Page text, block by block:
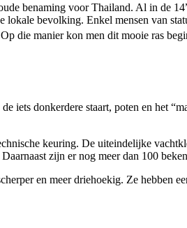
benaming voor Thailand. Al in de
bevolking. Enkel mensen van
die manier kon men dit mooie ras
iets donkerdere staart, poten en het
keuring. De uiteindelijke
zijn er nog meer dan 100
en meer driehoekig. Ze hebben